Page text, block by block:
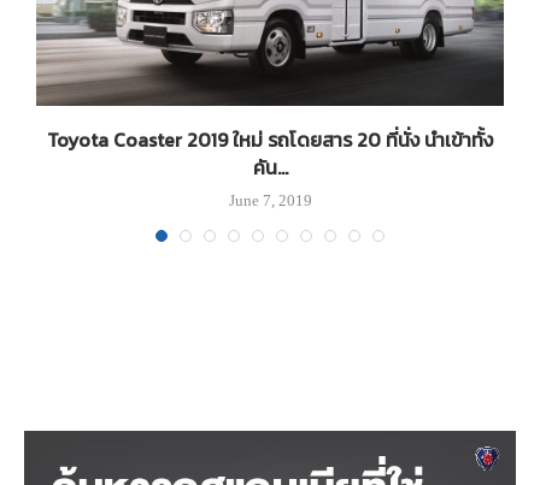
Toyota Coaster 2019 ใหม่ รถโดยสาร 20 ที่นั่ง นำเข้าทั้ง
คัน...
June 7, 2019